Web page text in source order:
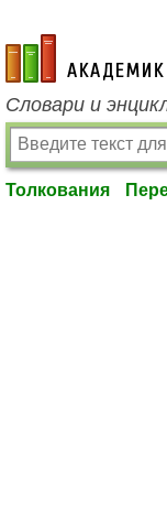
academic.ru
Словари и
Толкования